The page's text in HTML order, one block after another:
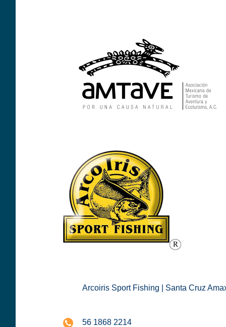
Arcoiris Sport Fishing | Santa Cruz
56 1868 2214